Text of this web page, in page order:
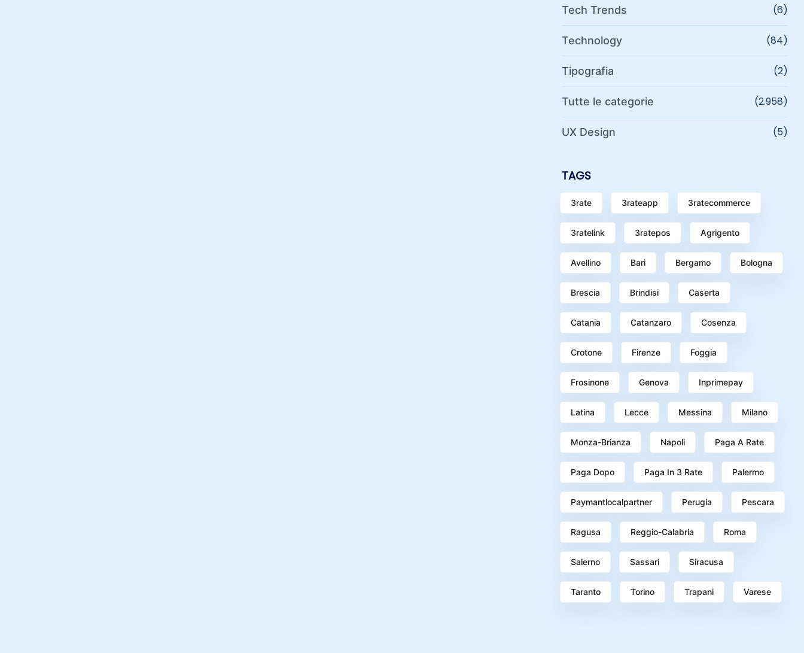
Tech Trends (6)
Technology (84)
Tipografia (2)
Tutte le categorie (2.958)
UX Design (5)
TAGS
3rate 3rateapp 3ratecommerce
3ratelink 3ratepos Agrigento
Avellino Bari Bergamo Bologna
Brescia Brindisi Caserta
Catania Catanzaro Cosenza
Crotone Firenze Foggia
Frosinone Genova Inprimepay
Latina Lecce Messina Milano
Monza-Brianza Napoli Paga A Rate
Paga Dopo Paga In 3 Rate Palermo
Paymantlocalpartner Perugia Pescara
Ragusa Reggio-Calabria Roma
Salerno Sassari Siracusa
Taranto Torino Trapani Varese